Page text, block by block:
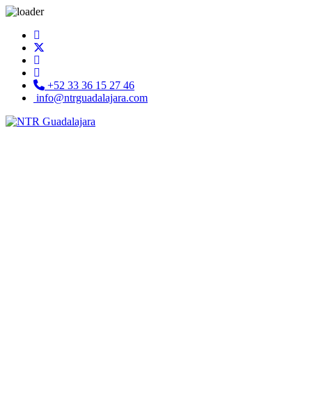
+52 33 36 15 27 46
info@ntrguadalajara.com